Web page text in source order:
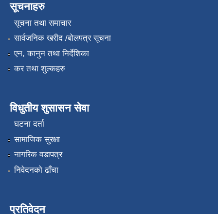
सूचनाहरु
सूचना तथा समाचार
सार्वजनिक खरीद /बोलपत्र सूचना
एन, कानुन तथा निर्देशिका
कर तथा शुल्कहरु
विधुतीय शुसासन सेवा
घटना दर्ता
सामाजिक सुरक्षा
नागरिक वडापत्र
निवेदनको ढाँचा
प्रतिवेदन